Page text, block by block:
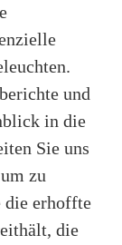
und
in die
Sie uns
zu
die erhoffte
die